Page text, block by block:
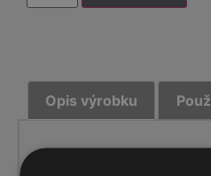
Opis výrobku